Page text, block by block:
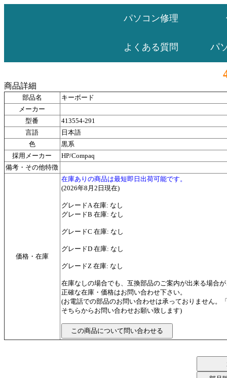
パソコン修理
よくある質問 パ
商品詳細
部品名
キーボード
メーカー
型番
413554-291
言語
日本語
色
黒系
採用メーカー
HP/Compaq
備考・その他特徴
価格・在庫
在庫ありの商品は最短即日出荷可能です。
(2026年8月2日現在)
グレードA 在庫: なし
グレードB 在庫: なし
グレードC 在庫: なし
グレードD 在庫: なし
グレードZ 在庫: なし
在庫なしの場合でも、互換部品のご案内が出来る場合
正確な在庫・価格はお問い合わせ下さい。
(お電話での部品のお問い合わせは承っておりません。
そちらからお問い合わせお願い致します)